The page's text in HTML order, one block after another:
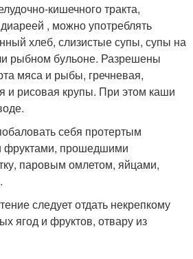
кишечного тракта,
, можно употреблять
хлеб, слизистые супы, супы на
рыбном бульоне. Разрешены
мяса и рыбы, гречневая,
и рисовая крупы. При этом каши
себя протертым
фруктами, прошедшими
паровым омлетом, яйцами,
следует отдать некрепкому
ягод и фруктов, отвару из